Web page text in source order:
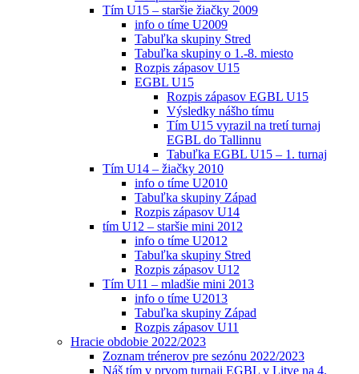
Tím U15 – staršie žiačky 2009
info o tíme U2009
Tabuľka skupiny Stred
Tabuľka skupiny o 1.-8. miesto
Rozpis zápasov U15
EGBL U15
Rozpis zápasov EGBL U15
Výsledky nášho tímu
Tím U15 vyrazil na tretí turnaj
EGBL do Tallinnu
Tabuľka EGBL U15 – 1. turnaj
Tím U14 – žiačky 2010
info o tíme U2010
Tabuľka skupiny Západ
Rozpis zápasov U14
tím U12 – staršie mini 2012
info o tíme U2012
Tabuľka skupiny Stred
Rozpis zápasov U12
Tím U11 – mladšie mini 2013
info o tíme U2013
Tabuľka skupiny Západ
Rozpis zápasov U11
Hracie obdobie 2022/2023
Zoznam trénerov pre sezónu 2022/2023
Náš tím v prvom turnaji EGBL v Litve na 4.